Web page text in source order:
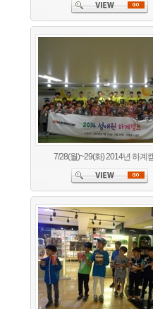
7/28(월)~29(화) 2014년 하계